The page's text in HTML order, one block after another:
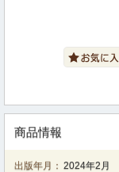
商品情報
出版年月： 2024年2月